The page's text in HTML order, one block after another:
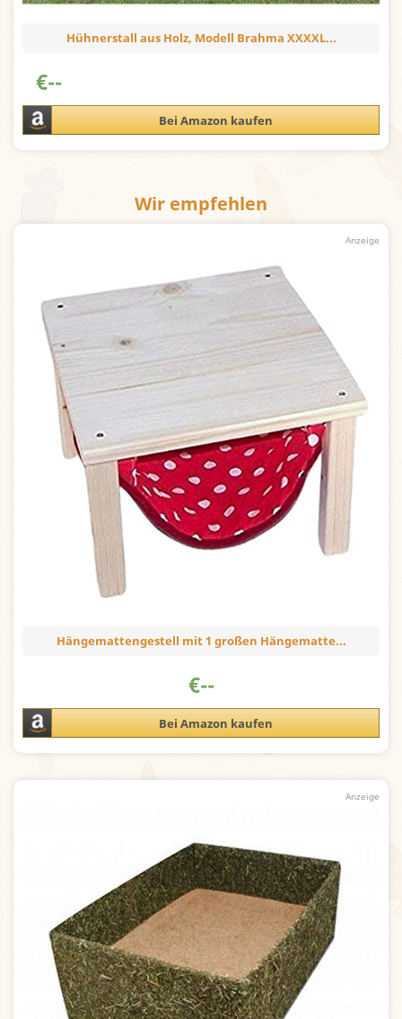
Wir empfehlen
Hängemattengestell mit 1 großen Hängematte...
€--
Bei Amazon kaufen
Hühnerstall aus Holz, Modell Brahma XXXXL...
€--
Bei Amazon kaufen